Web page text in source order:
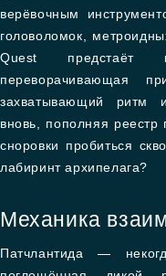
верёвочным
головоломок,
Quest предстаёт
переворачивающая
захватывающий ритм
вновь, пополняя
сноровки пробиться
лабиринт архипелага?
Механика
Патчлантида —